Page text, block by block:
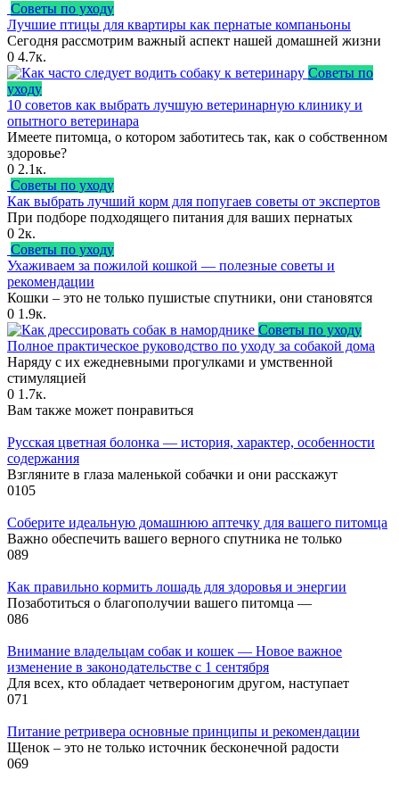
Советы по уходу
Лучшие птицы для квартиры как пернатые компаньоны
Сегодня рассмотрим важный аспект нашей домашней жизни
0 4.7к.
Советы по
уходу
10 советов как выбрать лучшую ветеринарную клинику и
опытного ветеринара
Имеете питомца, о котором заботитесь так, как о собственном
здоровье?
0 2.1к.
Советы по уходу
Как выбрать лучший корм для попугаев советы от экспертов
При подборе подходящего питания для ваших пернатых
0 2к.
Советы по уходу
Ухаживаем за пожилой кошкой — полезные советы и
рекомендации
Кошки – это не только пушистые спутники, они становятся
0 1.9к.
Советы по уходу
Полное практическое руководство по уходу за собакой дома
Наряду с их ежедневными прогулками и умственной
стимуляцией
0 1.7к.
Вам также может понравиться
Русская цветная болонка — история, характер, особенности
содержания
Взгляните в глаза маленькой собачки и они расскажут
0105
Соберите идеальную домашнюю аптечку для вашего питомца
Важно обеспечить вашего верного спутника не только
089
Как правильно кормить лошадь для здоровья и энергии
Позаботиться о благополучии вашего питомца —
086
Внимание владельцам собак и кошек — Новое важное
изменение в законодательстве с 1 сентября
Для всех, кто обладает четвероногим другом, наступает
071
Питание ретривера основные принципы и рекомендации
Щенок – это не только источник бесконечной радости
069